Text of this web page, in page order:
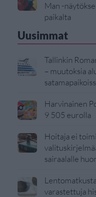
Man -
paikalta
Uusimmat
Tallinkin
– muutoksia
Harvinainen
9 505 eurolla
Hoitaja ei
sairaalalle
varastettuja